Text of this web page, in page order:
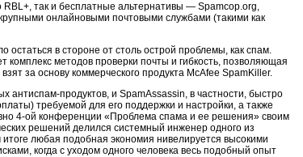
RBL+, так и бесплатные альтернативы — Spamcop.org,
онлайновыми почтовыми службами (такими как
остаться в стороне от столь острой проблемы, как спам.
методов проверки почты и гибкость, позволяющая
за основу коммерческого продукта McAfee SpamKiller.
антиспам-продуктов, и SpamAssassin, в частности, быстро
требуемой для его поддержки и настройки, а также
4-ой конференции «Проблема спама и ее решения» своим
решений делился системный инженер одного из
любая подобная экономия нивелируется высокими
когда с уходом одного человека весь подобный опыт